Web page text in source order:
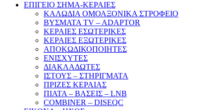
ΕΠΙΓΕΙΟ ΣΗΜΑ-ΚΕΡΑΙΕΣ
ΚΑΛΩΔΙΑ ΟΜΟΑΞΟΝΙΚΑ ΣΤΡΟΦΕΙΟ
ΒΥΣΜΑΤΑ TV – ADAPTOR
ΚΕΡΑΙΕΣ ΕΣΩΤΕΡΙΚΕΣ
ΚΕΡΑΙΕΣ ΕΞΩΤΕΡΙΚΕΣ
ΑΠΟΚΩΔΙΚΟΠΟΙΗΤΕΣ
ΕΝΙΣΧΥΤΕΣ
ΔΙΑΚΛΑΔΩΤΕΣ
ΙΣΤΟΥΣ – ΣΤΗΡΙΓΜΑΤΑ
ΠΡΙΖΕΣ ΚΕΡΑΙΑΣ
ΠΙΑΤΑ – ΒΑΣΕΙΣ – LNB
COMBINER – DISEQC